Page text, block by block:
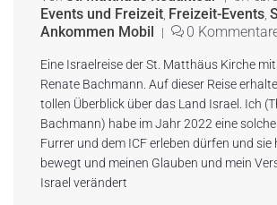
Events und Freizeit, Freizeit-Events,
Ankommen Mobil
| 0
Eine Israelreise der St. Matthäus Kirche
Renate Bachmann. Auf dieser Reise
tollen Überblick über das Land Israel. Ich
Bachmann) habe im Jahr 2022 eine
Furrer und dem ICF erleben dürfen und sie
bewegt und meinen Glauben und mein
Israel verändert